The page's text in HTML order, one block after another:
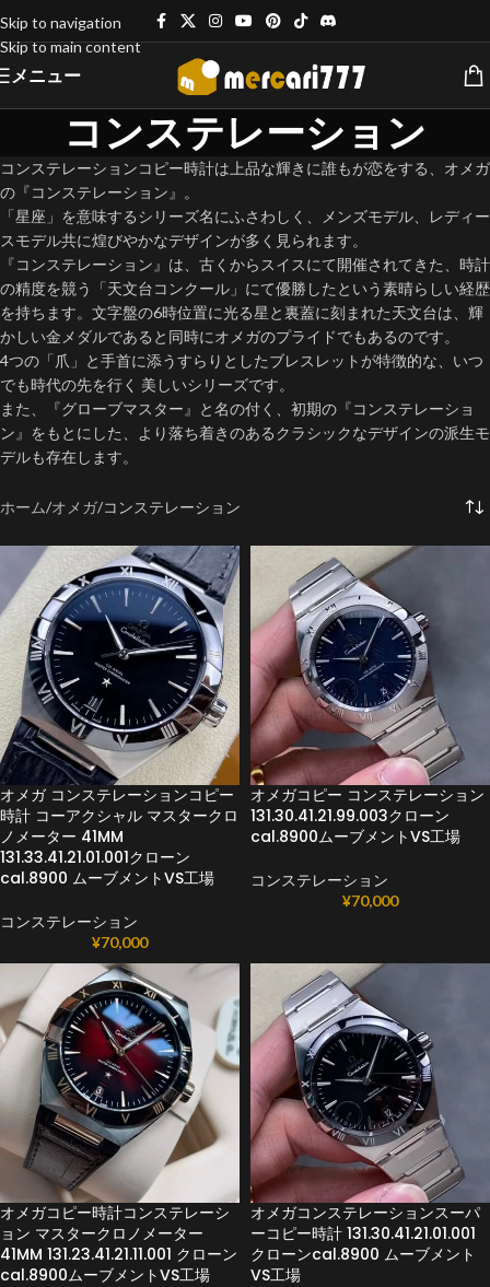
Skip to navigation
Skip to main content
メニュー
コンステレーション
コンステレーションコピー時計は上品な輝きに誰もが恋をする、オメガ
の『コンステレーション』。
「星座」を意味するシリーズ名にふさわしく、メンズモデル、レディー
スモデル共に煌びやかなデザインが多く見られます。
『コンステレーション』は、古くからスイスにて開催されてきた、時計
の精度を競う「天文台コンクール」にて優勝したという素晴らしい経歴
を持ちます。文字盤の6時位置に光る星と裏蓋に刻まれた天文台は、輝
かしい金メダルであると同時にオメガのプライドでもあるのです。
4つの「爪」と手首に添うすらりとしたブレスレットが特徴的な、いつ
でも時代の先を行く 美しいシリーズです。
また、『グローブマスター』と名の付く、初期の『コンステレーショ
ン』をもとにした、より落ち着きのあるクラシックなデザインの派生モ
デルも存在します。
ホーム オメガ コンステレーション
オメガ コンステレーションコピー
時計 コーアクシャル マスタークロ
ノメーター 41MM
131.33.41.21.01.001クローン
cal.8900 ムーブメントVS工場
コンステレーション
¥70,000
オメガコピー コンステレーション
131.30.41.21.99.003クローン
cal.8900ムーブメントVS工場
コンステレーション
¥70,000
オメガコピー時計コンステレーシ
ョン マスタークロノメーター
41MM 131.23.41.21.11.001 クローン
cal.8900ムーブメントVS工場
オメガコンステレーションスーパ
ーコピー時計 131.30.41.21.01.001
クローンcal.8900 ムーブメント
VS工場